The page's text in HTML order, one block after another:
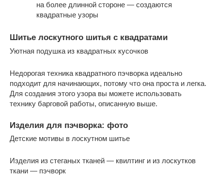
на более длинной стороне — создаются
квадратные узоры
Шитье лоскутного шитья с квадратами
Уютная подушка из квадратных кусочков
Недорогая техника квадратного пэчворка идеально
подходит для начинающих, потому что она проста и легка.
Для создания этого узора вы можете использовать
технику барговой работы, описанную выше.
Изделия для пэчворка: фото
Детские мотивы в лоскутном шитье
Изделия из стеганых тканей — квилтинг и из лоскутков
ткани — пэчворк